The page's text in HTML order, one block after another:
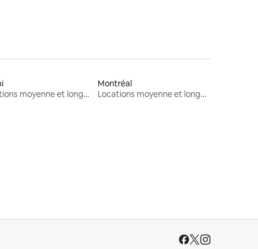
Locations moyenne et longue durée
Montréal
Locations moyenne et longue durée